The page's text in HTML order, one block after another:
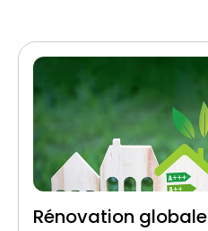
Rénovation globale